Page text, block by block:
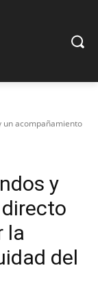
un acompañamiento
y
la
del